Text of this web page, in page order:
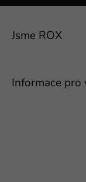
Jsme ROX
Informace pro